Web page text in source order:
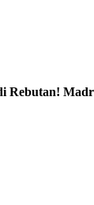
Rebutan!